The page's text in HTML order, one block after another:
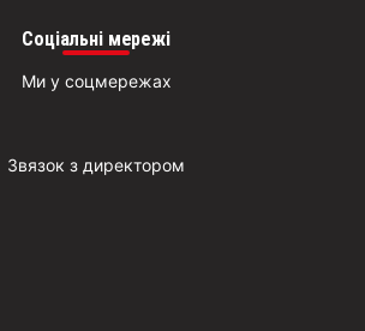
Соціальні мережі
Ми у соцмережах
Звязок з директором